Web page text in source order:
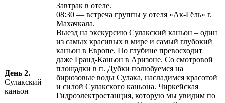
День 2.
Сулакский
каньон
Завтрак в отеле.
08:30 — встреча группы у отеля «Ак-Гёль» г.
Махачкала.
Выезд на экскурсию Сулакский каньон – один
из самых красивых в мире и самый глубокий
каньон в Европе. По глубине превосходит
даже Гранд-Каньон в Аризоне. Со смотровой
площадки в п. Дубки полюбуемся на
бирюзовые воды Сулака, насладимся красотой
и силой Сулакского каньона. Чиркейская
Гидроэлектростанция, которую мы увидим по